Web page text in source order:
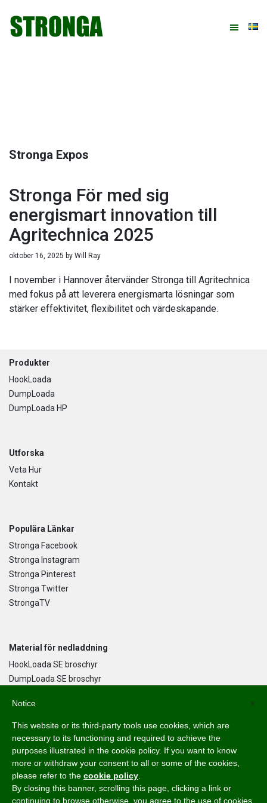
huvudnavigering
huvudinnehåll
det
sidfot
Stronga Expos
Stronga För med sig
energismart innovation till
Agritechnica 2025
oktober 16, 2025 by Will Ray
I november i Hannover återvänder Stronga till Agritechnica
med fokus på att leverera energismarta lösningar som
stärker effektivitet, flexibilitet och värdeskapande.
Footer
Produkter
HookLoada
DumpLoada
DumpLoada HP
Utforska
Veta Hur
Kontakt
Populära Länkar
Stronga Facebook
Stronga Instagram
Stronga Pinterest
Stronga Twitter
StrongaTV
Material för nedladdning
HookLoada SE broschyr
DumpLoada SE broschyr
Språk
English
Svenska
Dansk
Norsk Bokmål
×
Notice
This website or its third-party tools use cookies, which are
necessary to its functioning and required to achieve the
purposes illustrated in the cookie policy. If you want to know
more or withdraw your consent to all or some of the cookies,
please refer to the cookie policy
By closing this banner, scrolling this page, clicking a link or
continuing to browse otherwise, you agree to the use of cookies.